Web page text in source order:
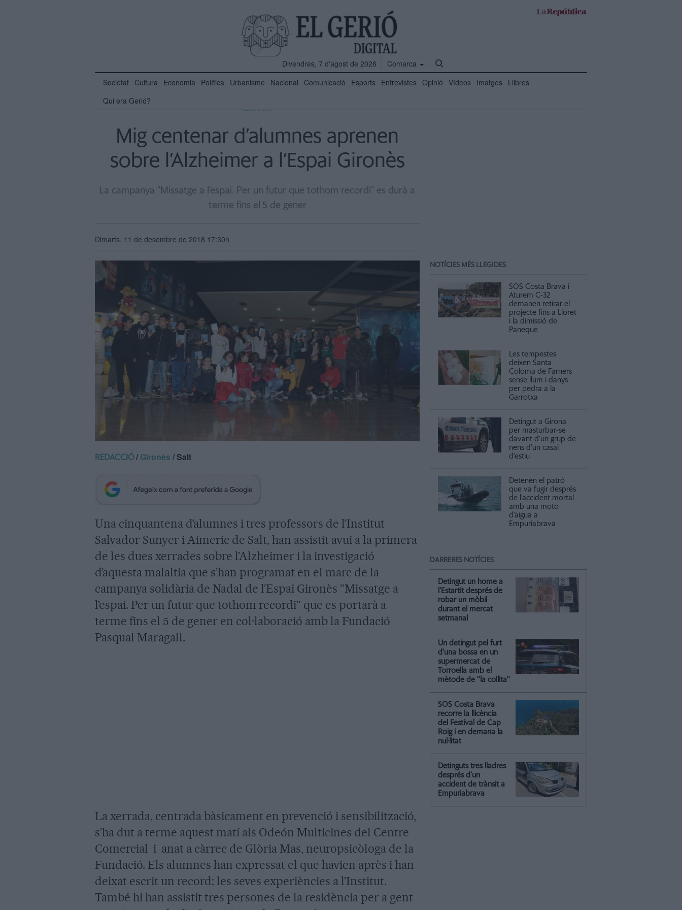
Divendres, 7 d'agost de 2026
Comarca
Societat Cultura Economia Política Urbanisme Nacional Comunicació Esports Entrevistes Opinió Vídeos Imatges Llibres
Qui era Gerió?
SOCIETAT
Mig centenar d’alumnes aprenen
sobre l’Alzheimer a l’Espai Gironès
La campanya “Missatge a l’espai. Per un futur que tothom recordi” es durà a
terme fins el 5 de gener
Dimarts, 11 de desembre de 2018 17:30h
REDACCIÓ /Gironès / Salt
Una cinquantena d’alumnes i tres professors de l’Institut
Salvador Sunyer i Aimeric de Salt, han assistit avui a la primera
de les dues xerrades sobre l’Alzheimer i la investigació
d’aquesta malaltia que s’han programat en el marc de la
campanya solidària de Nadal de l’Espai Gironès “Missatge a
l’espai. Per un futur que tothom recordi” que es portarà a
terme fins el 5 de gener en col·laboració amb la Fundació
Pasqual Maragall.
La xerrada, centrada bàsicament en prevenció i sensibilització,
s’ha dut a terme aquest matí als Odeón Multicines del Centre
Comercial i anat a càrrec de Glòria Mas, neuropsicòloga de la
Fundació. Els alumnes han expressat el que havien après i han
deixat escrit un record: les seves experiències a l’Institut.
També hi han assistit tres persones de la residència per a gent
NOTÍCIES MÉS LLEGIDES
SOS Costa Brava i
Aturem C-32
demanen retirar el
projecte fins a Lloret
i la dimissió de
Paneque
Les tempestes
deixen Santa
Coloma de Farners
sense llum i danys
per pedra a la
Garrotxa
Detingut a Girona
per masturbar-se
davant d’un grup de
nens d’un casal
d’estiu
Detenen el patró
que va fugir després
de l’accident mortal
amb una moto
d’aigua a
Empuriabrava
DARRERES NOTÍCIES
Detingut un home a
l’Estartit després de
robar un mòbil
durant el mercat
setmanal
Un detingut pel furt
d’una bossa en un
supermercat de
Torroella amb el
mètode de ''la collita''
SOS Costa Brava
recorre la llicència
del Festival de Cap
Roig i en demana la
nul·litat
Detinguts tres lladres
després d’un
accident de trànsit a
Empuriabrava